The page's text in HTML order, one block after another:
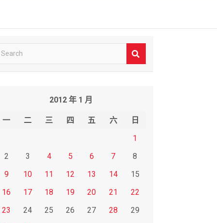
2012 年 1 月
一 二 三 四 五 六
日
1
2
3 4 5 6 7
8
9
10 11 12 13 14
15
16
17 18 19 20 21
22
23
24 25 26 27 28
29